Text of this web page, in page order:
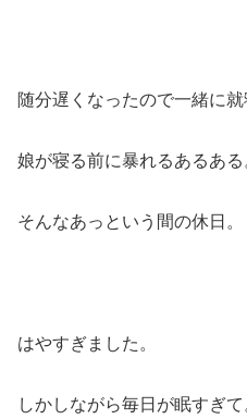
随分遅くなったので一緒に就
娘が寝る前に暴れるあるある
そんなあっという間の休日。
はやすぎました。
しかしながら毎日が眠すぎて